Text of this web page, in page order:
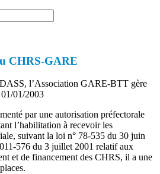
CHRS-GARE
l’Association GARE-BTT gère
01/2003
par une autorisation préfectorale
l’habilitation à recevoir les
suivant la loi n° 78-535 du 30 juin
576 du 3 juillet 2001 relatif aux
et de financement des CHRS, il a une